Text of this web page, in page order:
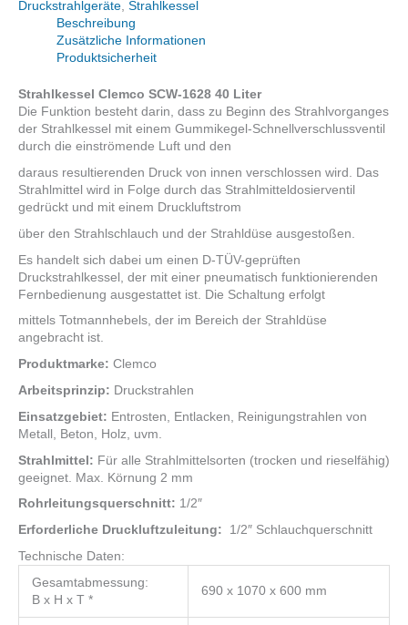
Druckstrahlgeräte Strahlkessel
Beschreibung
Zusätzliche Informationen
Produktsicherheit
Strahlkessel Clemco SCW-1628 40 Liter
Die Funktion besteht darin, dass zu Beginn des Strahlvorganges
der Strahlkessel mit einem Gummikegel-Schnellverschlussventil
durch die einströmende Luft und den
daraus resultierenden Druck von innen verschlossen wird. Das
Strahlmittel wird in Folge durch das Strahlmitteldosierventil
gedrückt und mit einem Druckluftstrom
über den Strahlschlauch und der Strahldüse ausgestoßen.
Es handelt sich dabei um einen D-TÜV-geprüften
Druckstrahlkessel, der mit einer pneumatisch funktionierenden
Fernbedienung ausgestattet ist. Die Schaltung erfolgt
mittels Totmannhebels, der im Bereich der Strahldüse
angebracht ist.
Produktmarke: Clemco
Arbeitsprinzip: Druckstrahlen
Einsatzgebiet: Entrosten, Entlacken, Reinigungstrahlen von
Metall, Beton, Holz, uvm.
Strahlmittel: Für alle Strahlmittelsorten (trocken und rieselfähig)
geeignet. Max. Körnung 2 mm
Rohrleitungsquerschnitt: 1/2″
Erforderliche Druckluftzuleitung:
1/2″ Schlauchquerschnitt
Technische Daten:
Gesamtabmessung:
B x H x T *
690 x 1070 x 600 mm